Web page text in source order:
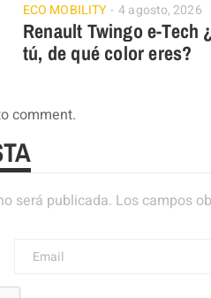
ECO MOBILITY 4 agosto, 2026
Renault Twingo e-Tech
tú, de qué color eres?
comment.
será publicada. Los campos